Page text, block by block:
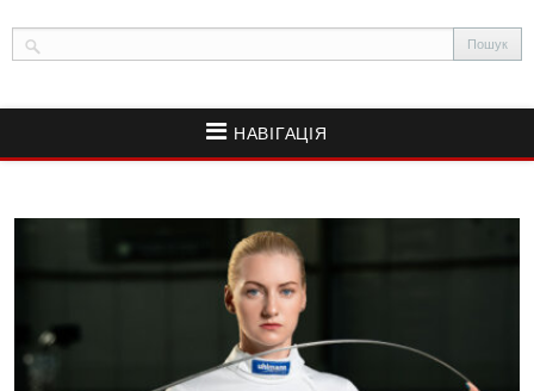
НАВІГАЦІЯ